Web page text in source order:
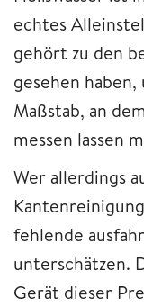
echtes
gehört zu den
gesehen
Maßstab, an
messen lassen
Wer allerdings
fehlende
unterschätzen.
Gerät dieser